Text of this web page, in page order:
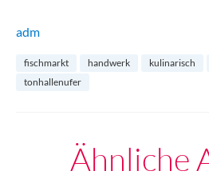
adm
fischmarkt handwerk kulinarisch
tonhallenufer
Ähnliche